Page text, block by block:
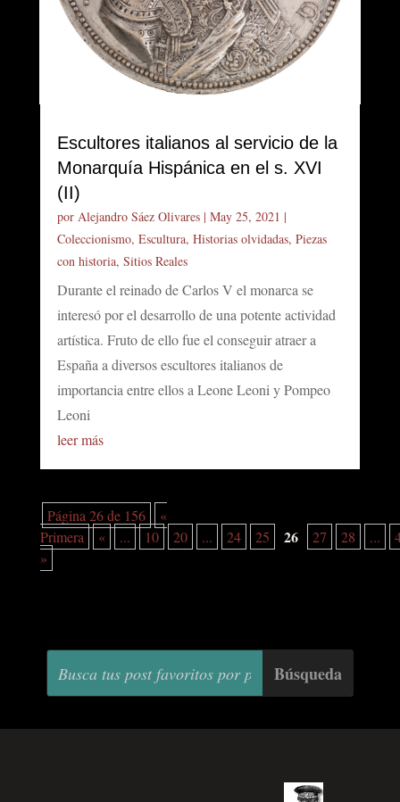
Escultores italianos al servicio de la
Monarquía Hispánica en el s. XVI
(II)
por Alejandro Sáez Olivares| May 25, 2021 |
Coleccionismo, Escultura, Historias olvidadas, Piezas
con historia, Sitios Reales
Durante el reinado de Carlos V el monarca se
interesó por el desarrollo de una potente actividad
artística. Fruto de ello fue el conseguir atraer a
España a diversos escultores italianos de
importancia entre ellos a Leone Leoni y Pompeo
Leoni
leer más
Página 26 de 156
«
Primera
« ... 10 20 ... 24 25 26 27 28 ...
»